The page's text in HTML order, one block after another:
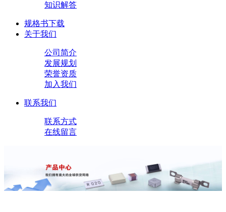
知识解答
规格书下载
关于我们
公司简介
发展规划
荣誉资质
加入我们
联系我们
联系方式
在线留言